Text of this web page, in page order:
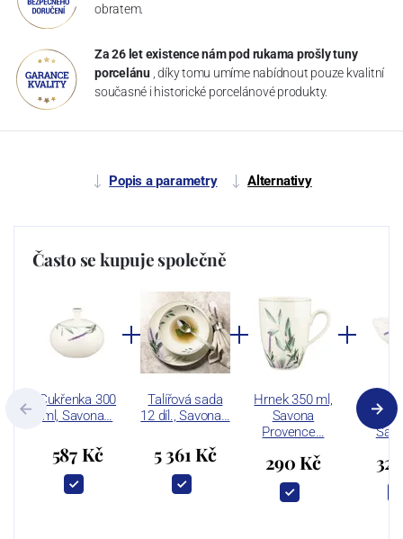
obratem.
Za 26 let existence nám pod rukama prošly tuny
porcelánu , díky tomu umíme nabídnout pouze kvalitní
současné i historické porcelánové produkty.
Popis a parametry Alternativy
Často se kupuje společně
Cukřenka 300
ml, Savona…
587 Kč
Talířová sada
12 díl., Savona…
5 361 Kč
Hrnek 350 ml,
Savona
Provence…
290 Kč